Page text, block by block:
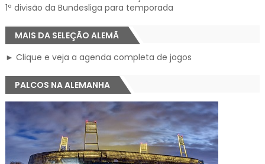
1ª divisão da Bundesliga para temporada
MAIS DA SELEÇÃO ALEMÃ
► Clique e veja a agenda completa de jogos
PALCOS NA ALEMANHA